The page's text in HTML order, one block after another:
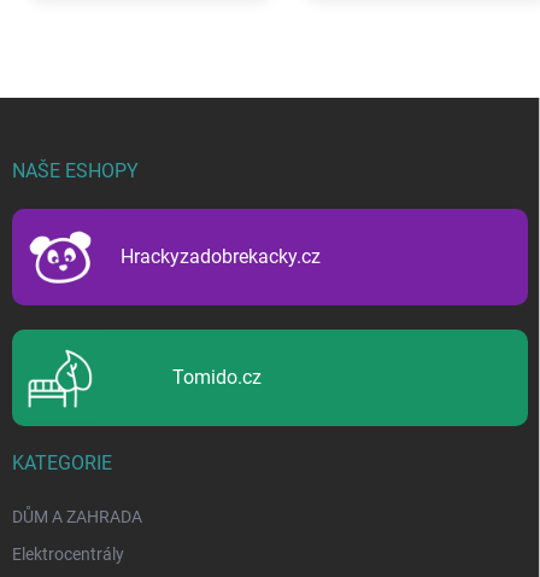
NAŠE ESHOPY
Hrackyzadobrekacky.cz
Tomido.cz
KATEGORIE
DŮM A ZAHRADA
Elektrocentrály